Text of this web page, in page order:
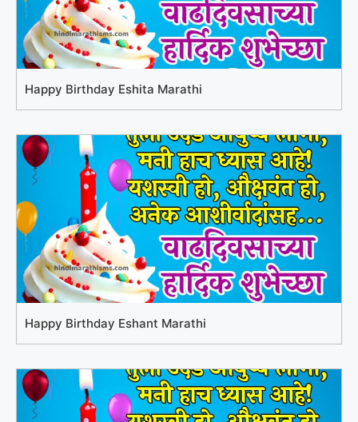
Happy Birthday Eshita Marathi
Happy Birthday Eshant Marathi